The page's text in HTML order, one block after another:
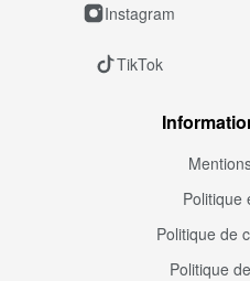
Instagram
TikTok
Politique
Politique de
Politique